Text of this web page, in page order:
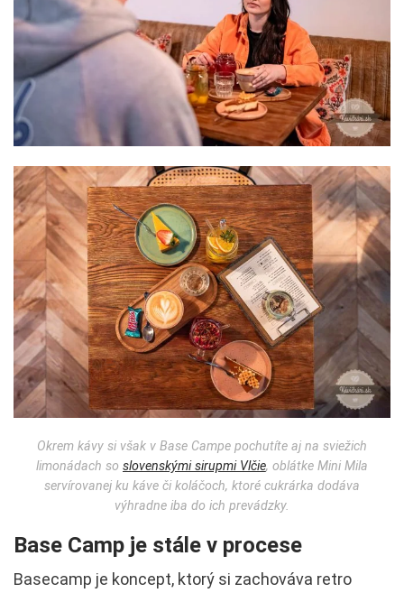
Okrem kávy si však v Base Campe pochutíte aj na sviežich
limonádach so slovenskými sirupmi Vlčie, oblátke Mini Mila
servírovanej ku káve či koláčoch, ktoré cukrárka dodáva
výhradne iba do ich prevádzky.
Base Camp je stále v procese
Basecamp je koncept, ktorý si zachováva retro